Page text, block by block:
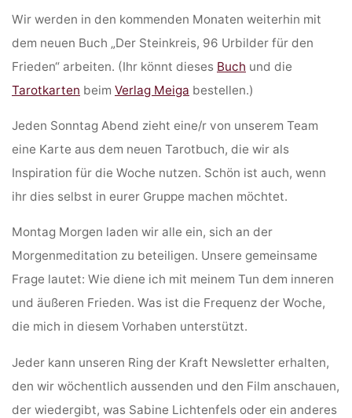
Wir werden in den kommenden Monaten weiterhin mit
dem neuen Buch „Der Steinkreis, 96 Urbilder für den
Frieden“ arbeiten. (Ihr könnt dieses Buch und die
Tarotkarten beimVerlag Meiga bestellen.)
Jeden Sonntag Abend zieht eine/r von unserem Team
eine Karte aus dem neuen Tarotbuch, die wir als
Inspiration für die Woche nutzen. Schön ist auch, wenn
ihr dies selbst in eurer Gruppe machen möchtet.
Montag Morgen laden wir alle ein, sich an der
Morgenmeditation zu beteiligen. Unsere gemeinsame
Frage lautet: Wie diene ich mit meinem Tun dem inneren
und äußeren Frieden. Was ist die Frequenz der Woche,
die mich in diesem Vorhaben unterstützt.
Jeder kann unseren Ring der Kraft Newsletter erhalten,
den wir wöchentlich aussenden und den Film anschauen,
der wiedergibt, was Sabine Lichtenfels oder ein anderes